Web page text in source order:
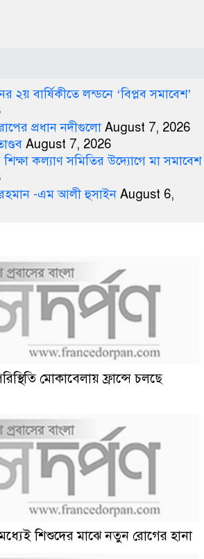
২য় বার্ষিকীতে লন্ডনে ‘বিপ্লব সমাবেশ’
প্রধান নদীগুলো August 7, 2026
August 7, 2026
কল্যাণ সমিতির উদ্যোগে মা সমাবেশ
রহমান -এম আলী হুসাইন August 6,
মোকাবেলায় ফ্রান্সে চলছে
শিশুদের মাঝে নতুন রোগের হানা